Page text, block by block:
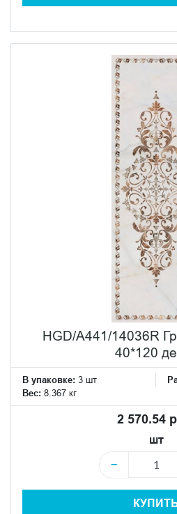
HGD/A441/14036R
40*120
В упаковке: 3 шт
Вес: 8.367 кг
2 570.54
шт
−